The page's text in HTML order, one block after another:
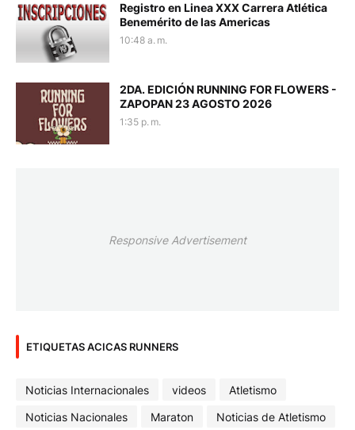
Registro en Linea XXX Carrera Atlética
Benemérito de las Americas
10:48 a. m.
2DA. EDICIÓN RUNNING FOR FLOWERS -
ZAPOPAN 23 AGOSTO 2026
1:35 p. m.
Responsive Advertisement
ETIQUETAS ACICAS RUNNERS
Noticias Internacionales videos
Atletismo
Noticias Nacionales
Maraton Noticias de Atletismo